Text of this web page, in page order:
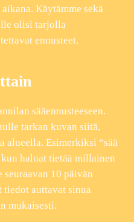
Käytämme sekä
olisi tarjolla
ennusteet.
sääennusteeseen.
tarkan kuvan siitä,
alueella. Esimerkiksi “sää
haluat tietää millainen
10 päivän
tiedot auttavat sinua
mukaisesti.